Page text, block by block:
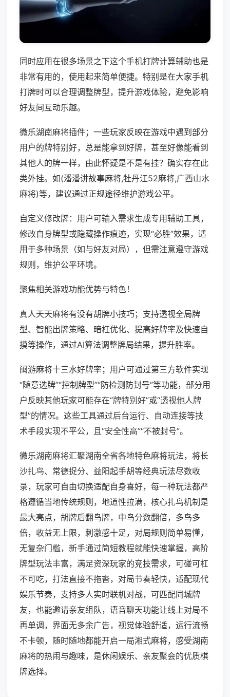
同时应用在很多场景之下这个手机打牌计算辅助也是
非常有用的，使用起来简单便捷。特别是在大家手机
打牌时可以合理调整牌型，提升游戏体验，避免影响
好友间互动乐趣。
微乐湖南麻将插件；一些玩家反映在游戏中遇到部分
用户的牌特别好，总是能拿到好牌，甚至好像能看到
其他人的牌一样，由此怀疑是不是有挂？确实存在此
类外挂。如(潘潘讲故事麻将,牡丹江52麻将,广西山水
麻将)等，建议通过正规途径维护游戏公平。
自定义修改牌：用户可输入需求生成专用辅助工具，
修改自身牌型或隐藏操作痕迹，实现“必胜”效果，适
用于多种场景（如与好友对局），但需注意遵守游戏
规则，维护公平环境。
聚焦相关游戏功能优势与特色！
真人天天麻将有没有胡牌小技巧；支持透视全局牌
型、智能出牌策略、暗杠优化、提高好牌率及快速自
摸等操作，通过AI算法调整牌局结果，提升胜率。
闽游麻将十三水好牌率；用户可通过第三方软件实现
“随意选牌”“控制牌型”“防检测防封号”等功能，部分用
户反映其他玩家可能存在“牌特别好”或“透视他人牌
型”的情况。这些工具通过后台运行、自动连接等技
术手段实现不平公，且“安全性高”“不被封号”。
微乐湖南麻将汇聚湖南全省各地特色麻将玩法，将长
沙扎鸟、常德捉分、益阳起手胡等经典玩法尽数收
录，玩家可自由切换适配自身喜好，每一种玩法都严
格遵循当地传统规则，地道性拉满，核心扎鸟机制是
最大亮点，胡牌后翻鸟牌，中鸟分数翻倍，多鸟多
倍，收益无上限，刺激感十足，对局规则简单易懂，
无复杂门槛，新手通过简短教程就能快速掌握，高阶
牌型玩法丰富，满足资深玩家的竞技需求，可碰可杠
不可吃，打法直接不拖沓，对局节奏轻快，适配现代
娱乐节奏，支持多人实时联机对战，可匹配同城牌
友，也能邀请亲友组队，语音聊天功能让线上对局不
再单调，界面无多余广告，视觉体验舒适，运行流畅
不卡顿，随时随地都能开启一局湘式麻将，感受湖南
麻将的热闹与趣味，是休闲娱乐、亲友聚会的优质棋
牌选择。